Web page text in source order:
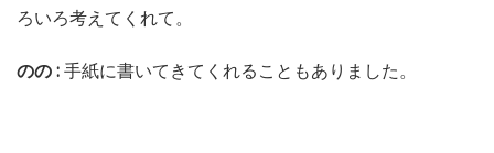
ろいろ考えてくれて。
のの :手紙に書いてきてくれることもありました。